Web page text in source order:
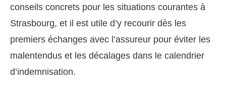
conseils concrets pour les situations courantes à
Strasbourg, et il est utile d’y recourir dès les
premiers échanges avec l’assureur pour éviter les
malentendus et les décalages dans le calendrier
d’indemnisation.